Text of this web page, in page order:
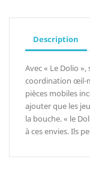
Description
Avec « Le Dolio
coordination œil-
pièces mobiles
ajouter que les
la bouche. « le
à ces envies. Ils